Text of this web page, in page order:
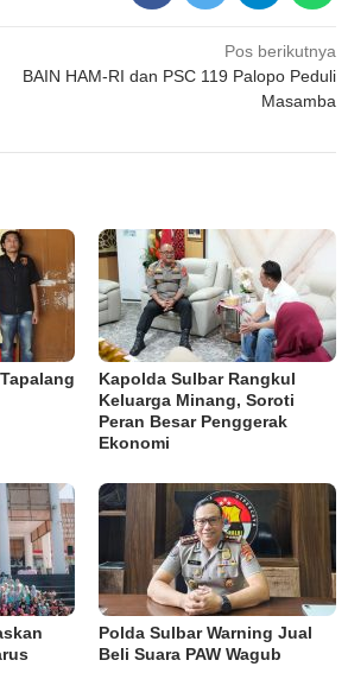
Pos berikutnya
BAIN HAM-RI dan PSC 119 Palopo Peduli
Masamba
Kapolda Sulbar Rangkul
Keluarga Minang, Soroti
Peran Besar Penggerak
Ekonomi
Polda Sulbar Warning Jual
Beli Suara PAW Wagub